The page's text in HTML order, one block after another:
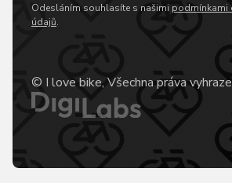
Odesláním souhlasíte s našimi podmínkami
údajů.
© I love bike, Všechna práva